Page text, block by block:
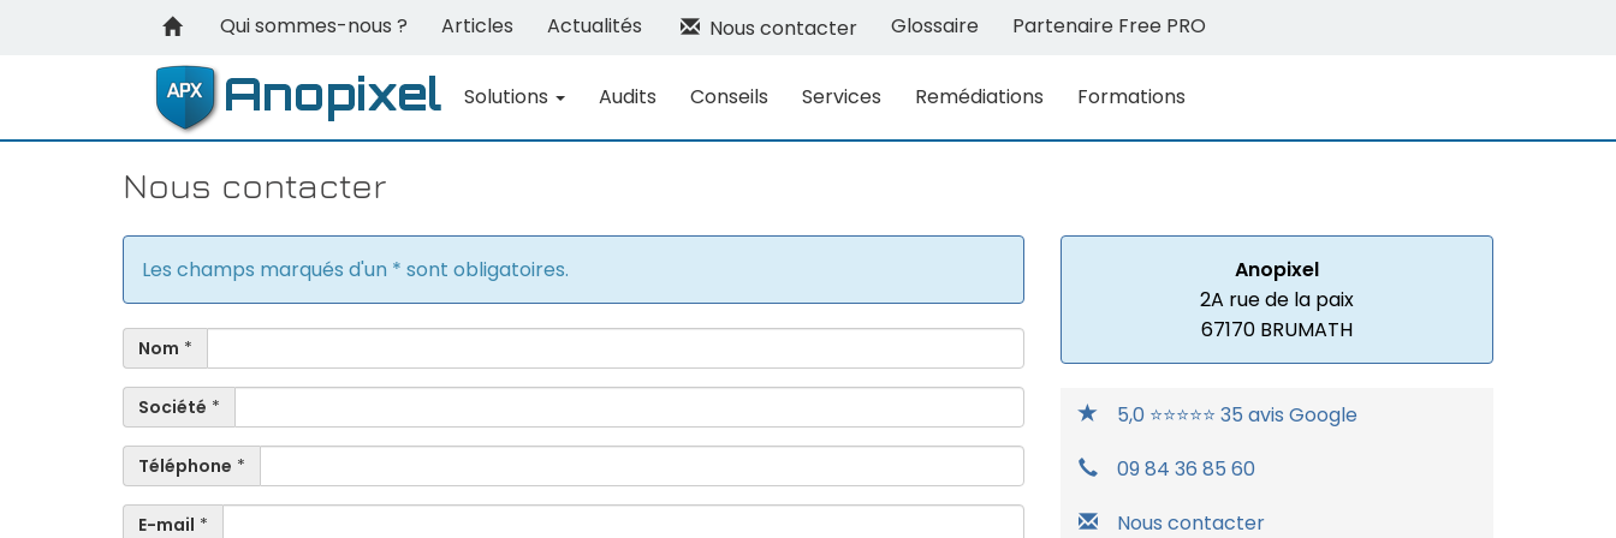
Qui sommes-nous ? Articles Actualités Nous contacter Glossaire Partenaire Free PRO
Solutions Audits Conseils Services Remédiations Formations
Nous contacter
Les champs marqués d'un * sont obligatoires.
Nom *
Société *
Téléphone *
E-mail *
Anopixel
2A rue de la paix
67170 BRUMATH
5,0 ⭐⭐⭐⭐⭐ 35 avis Google
09 84 36 85 60
Nous contacter